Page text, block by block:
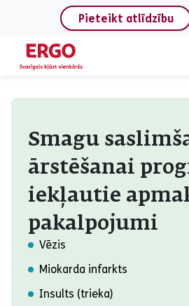
content
Pieteikt atlīdzību
Smagu
ārstēšanai
iekļautie
pakalpojumi
Vēzis
Miokarda infarkts
Insults (trieka)